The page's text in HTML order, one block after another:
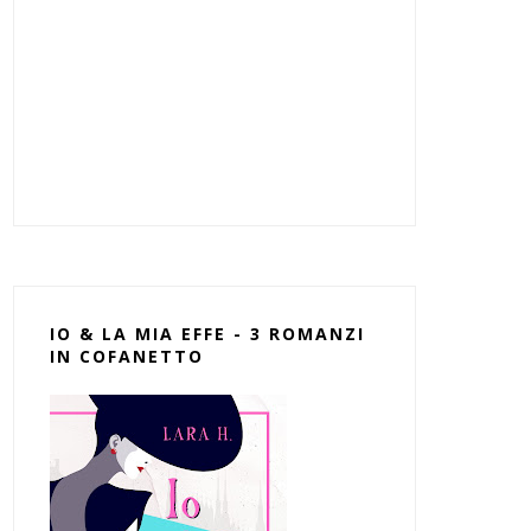
IO & LA MIA EFFE - 3 ROMANZI
IN COFANETTO